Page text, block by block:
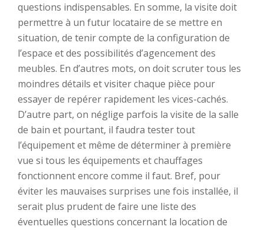
questions indispensables. En somme, la visite doit
permettre à un futur locataire de se mettre en
situation, de tenir compte de la configuration de
l’espace et des possibilités d’agencement des
meubles. En d’autres mots, on doit scruter tous les
moindres détails et visiter chaque pièce pour
essayer de repérer rapidement les vices-cachés.
D’autre part, on néglige parfois la visite de la salle
de bain et pourtant, il faudra tester tout
l’équipement et même de déterminer à première
vue si tous les équipements et chauffages
fonctionnent encore comme il faut. Bref, pour
éviter les mauvaises surprises une fois installée, il
serait plus prudent de faire une liste des
éventuelles questions concernant la location de